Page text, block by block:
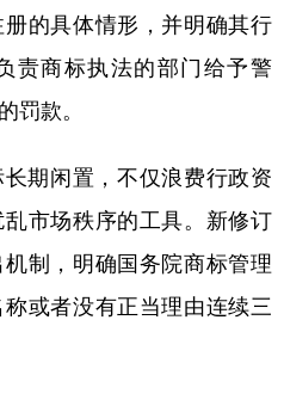
的具体情形，并明确其行
责商标执法的部门给予警
罚款。
期闲置，不仅浪费行政资
市场秩序的工具。新修订
制，明确国务院商标管理
或者没有正当理由连续三